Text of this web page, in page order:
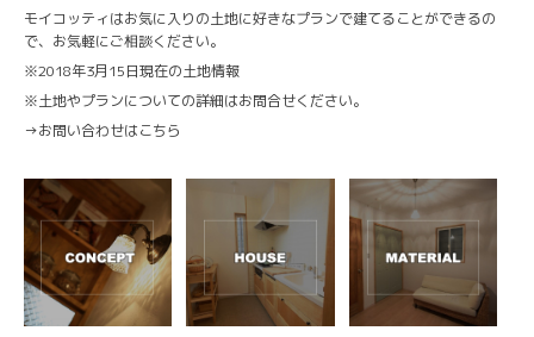
モイコッティはお気に入りの土地に好きなプランで建てることができるの
で、お気軽にご相談ください。
※2018年3月15日現在の土地情報
※土地やプランについての詳細はお問合せください。
→お問い合わせはこちら